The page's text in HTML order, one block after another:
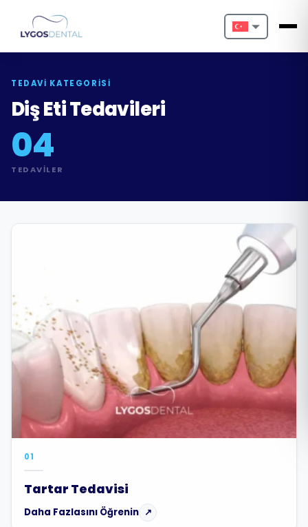
Nederlands
Türkçe
Italiano
Български
Română
Русский
TEDAVI KATEGORISI
Diş Eti Tedavileri
04
TEDAVILER
01
Tartar Tedavisi
Daha Fazlasını Öğrenin ↗